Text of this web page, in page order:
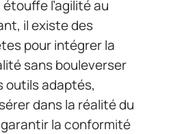
l’agilité au
il existe des
pour intégrer la
sans bouleverser
outils adaptés,
dans la réalité du
la conformité